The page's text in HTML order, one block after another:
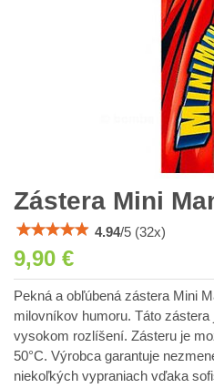
Zástera Mini
4.94/5 (32x)
9,90 €
Pekná a obľúbená zástera Mini
milovníkov humoru. Táto
vysokom rozlíšení. Zásteru je
50°C. Výrobca garantuje
niekoľkých vypraniach vďaka